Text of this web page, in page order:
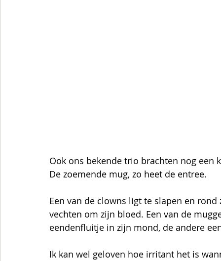
Ook ons bekende trio brachten nog
De zoemende mug, zo heet de entree.
Een van de clowns ligt te slapen en
vechten om zijn bloed. Een van de
eendenfluitje in zijn mond, de andere
Ik kan wel geloven hoe irritant het is